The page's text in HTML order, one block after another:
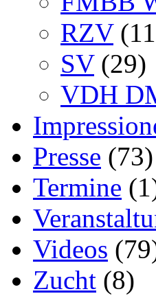
RZV
SV(29)
VDH
Presse (73)
Termine
Videos
Zucht (8)